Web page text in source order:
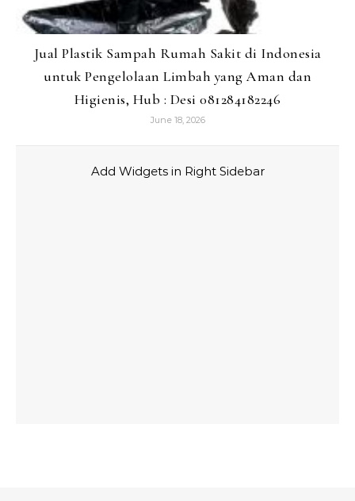
Jual Plastik Sampah Rumah Sakit di Indonesia
untuk Pengelolaan Limbah yang Aman dan
Higienis, Hub : Desi 081284182246
June 18, 2026
Add Widgets in Right Sidebar